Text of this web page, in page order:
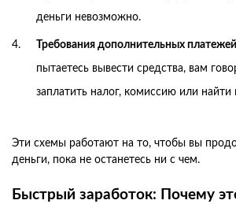
деньги невозможно.
Требования дополнительных платежей
пытаетесь вывести средства, вам
заплатить налог, комиссию или найти
Эти схемы работают на то, чтобы вы
деньги, пока не останетесь ни с чем.
Быстрый заработок: Почему